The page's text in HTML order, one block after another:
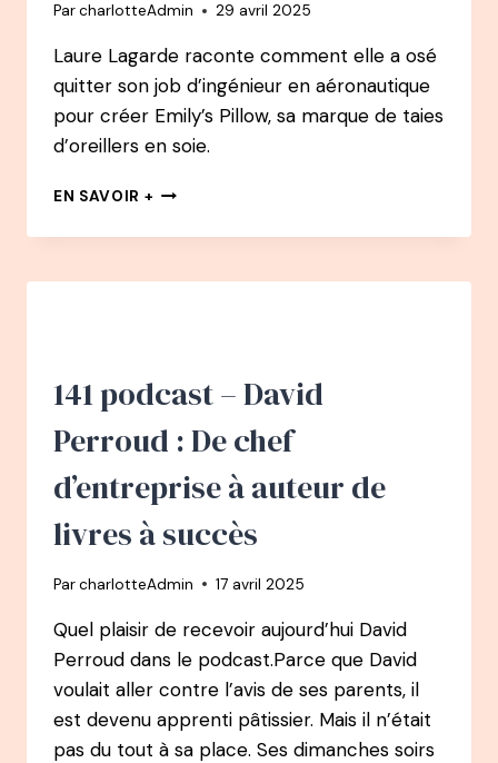
COUPLE
ParcharlotteAdmin 29 avril 2025
Laure Lagarde raconte comment elle a osé
quitter son job d’ingénieur en aéronautique
pour créer Emily’s Pillow, sa marque de taies
d’oreillers en soie.
EN SAVOIR + 142
–
LAGARDE
À
D’EMILY’S
141 podcast – David
Perroud : De chef
d’entreprise à auteur de
livres à succès
ParcharlotteAdmin 17 avril 2025
Quel plaisir de recevoir aujourd’hui David
Perroud dans le podcast.Parce que David
voulait aller contre l’avis de ses parents, il
est devenu apprenti pâtissier. Mais il n’était
pas du tout à sa place. Ses dimanches soirs